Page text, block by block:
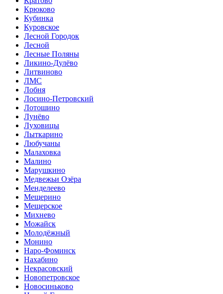
Крюково
Кубинка
Куровское
Лесной Городок
Лесной
Лесные Поляны
Ликино-Дулёво
Литвиново
ЛМС
Лобня
Лосино-Петровский
Лотошино
Лунёво
Луховицы
Лыткарино
Любучаны
Малаховка
Малино
Марушкино
Медвежьи Озёра
Менделеево
Мещерино
Мещерское
Михнево
Можайск
Молодёжный
Монино
Наро-Фоминск
Нахабино
Некрасовский
Новопетровское
Новосиньково